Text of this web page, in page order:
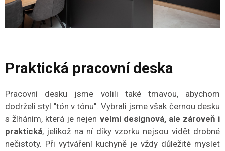
Praktická pracovní deska
Pracovní desku jsme volili také tmavou, abychom
dodrželi styl "tón v tónu". Vybrali jsme však černou desku
s žíháním, která je nejen velmi designová, ale zároveň i
praktická, jelikož na ní díky vzorku nejsou vidět drobné
nečistoty. Při vytváření kuchyně je vždy důležité myslet